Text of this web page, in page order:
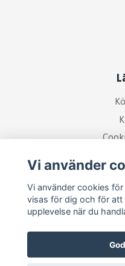
Vi använder
Vi använder cookies
visas för dig och för att
upplevelse när du